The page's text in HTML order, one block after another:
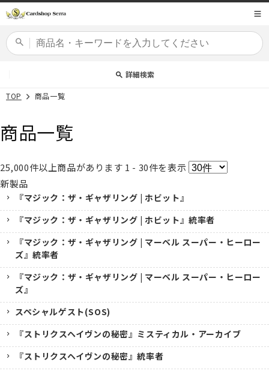
ンツに
詳細検索
商品コード
カードセット
TOP 商品一覧
商品一覧
25,000件以上商品があります 1 - 30件を表示
新製品
『マジック：ザ・ギャザリング | ホビット』
『マジック：ザ・ギャザリング | ホビット』統率者
『マジック：ザ・ギャザリング | マーベル スーパー・ヒーロー
ズ』統率者
『マジック：ザ・ギャザリング | マーベル スーパー・ヒーロー
ズ』
スペシャルゲスト(SOS)
『ストリクスヘイヴンの秘密』ミスティカル・アーカイブ
『ストリクスヘイヴンの秘密』統率者